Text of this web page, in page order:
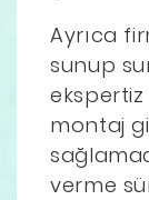
Ayrıca
sunup
ekspertiz
montaj
verme